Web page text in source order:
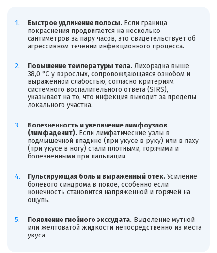
Быстрое удлинение полосы.Если граница
покраснения продвигается на несколько
сантиметров за пару часов, это свидетельствует об
агрессивном течении инфекционного процесса.
Повышение температуры тела.Лихорадка выше
38,0 °C у взрослых, сопровождающаяся ознобом и
выраженной слабостью, согласно критериям
системного воспалительного ответа (SIRS),
указывает на то, что инфекция выходит за пределы
локального участка.
Болезненность и увеличение лимфоузлов
(лимфаденит).Если лимфатические узлы в
подмышечной впадине (при укусе в руку) или в паху
(при укусе в ногу) стали плотными, горячими и
болезненными при пальпации.
Пульсирующая боль и выраженный отек.Усиление
болевого синдрома в покое, особенно если
конечность становится напряженной и горячей на
ощупь.
Появление гнойного экссудата.Выделение мутной
или желтоватой жидкости непосредственно из места
укуса.